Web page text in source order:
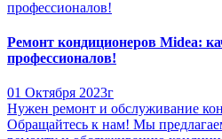
Ремонт кондиционеров Midea:
профессионалов!
01 Октября 2023г
Нужен ремонт и обслуживание
Обращайтесь к нам! Мы